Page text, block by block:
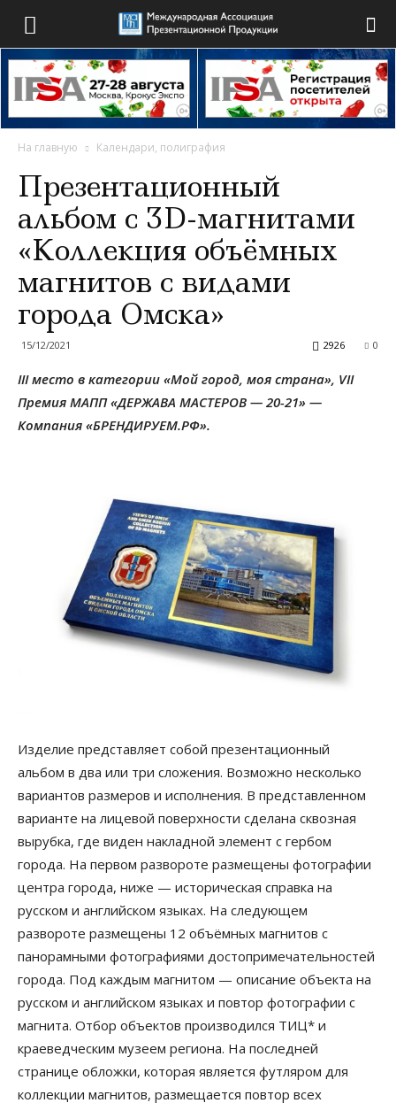
На главную Календари, полиграфия
Презентационный
альбом с 3D-магнитами
«Коллекция объёмных
магнитов с видами
города Омска»
15/12/2021 0
2926
III место в категории «Мой город, моя страна», VII
Премия МАПП «ДЕРЖАВА МАСТЕРОВ — 20-21» —
Компания «БРЕНДИРУЕМ.РФ».
Изделие представляет собой презентационный
альбом в два или три сложения. Возможно несколько
вариантов размеров и исполнения. В представленном
варианте на лицевой поверхности сделана сквозная
вырубка, где виден накладной элемент с гербом
города. На первом развороте размещены фотографии
центра города, ниже — историческая справка на
русском и английском языках. На следующем
развороте размещены 12 объёмных магнитов с
панорамными фотографиями достопримечательностей
города. Под каждым магнитом — описание объекта на
русском и английском языках и повтор фотографии с
магнита. Отбор объектов производился ТИЦ* и
краеведческим музеем региона. На последней
странице обложки, которая является футляром для
коллекции магнитов, размещается повтор всех